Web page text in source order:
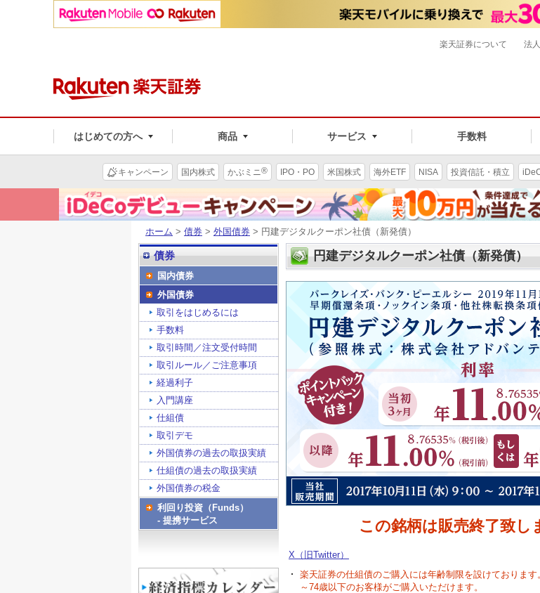
はじめての方へ 商品 サービス 手数料
楽天証券について 法
キャンペーン 国内株式 かぶミニ® IPO・PO 米国株式 海外ETF NISA 投資信託・積立
ホーム > 債券 > 外国債券 > 円建デジタルクーポン社債（新発債）
円建デジタルクーポン社債（新発債）
この銘柄は販売終了致し
X（旧Twitter）
楽天証券の仕組債のご購入には年齢制限を設けておりま
～74歳以下のお客様がご購入いただけます。
債券
国内債券
外国債券
取引をはじめるには
手数料
取引時間／注文受付時間
取引ルール／ご注意事項
経過利子
入門講座
仕組債
取引デモ
外国債券の過去の取扱実績
仕組債の過去の取扱実績
外国債券の税金
利回り投資（Funds）
- 提携サービス